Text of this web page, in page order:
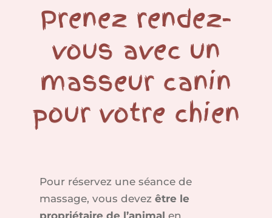
Prenez rendez-
vous avec un
masseur canin
pour votre chien
Pour réservez une séance de
massage, vous devez être le